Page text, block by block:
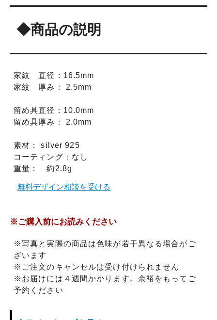
◆商品の説明
家紋 直径：16.5mm
家紋 厚み： 2.5mm
留め具直径：10.0mm
留め具厚み： 2.0mm
素材： silver 925
コーティング：なし
重量： 約2.8g
無料デザイン相談を受ける
※ご購入前にお読みください
※写真と実際の商品は色味が若干異なる場合がご
ざいます
※ご注文のキャンセルは受け付けられません
※お届けには４週間かかります。余裕をもってご
予約ください